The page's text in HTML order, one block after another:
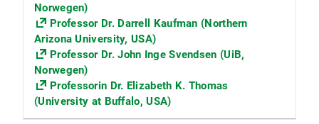
Norwegen)
Professor Dr. Darrell Kaufman (Northern
Arizona University, USA)
Professor Dr. John Inge Svendsen (UiB,
Norwegen)
Professorin Dr. Elizabeth K. Thomas
(University at Buffalo, USA)